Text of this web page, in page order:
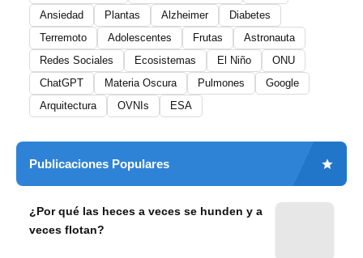
Ansiedad
Plantas Alzheimer
Diabetes
Terremoto
Adolescentes Frutas
Astronauta
Redes Sociales
Ecosistemas El Niño
ONU
ChatGPT
Materia Oscura Pulmones
Google
Arquitectura
OVNIs ESA
Publicaciones Populares
¿Por qué las heces a veces se hunden y a
veces flotan?